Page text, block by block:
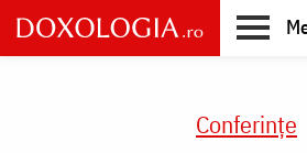
Skip
to
main
Conferințe